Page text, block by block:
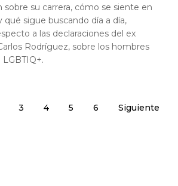
sobre su carrera, cómo se siente en
sigue buscando día a día,
a las declaraciones del ex
Rodríguez, sobre los hombres
3 4 5 6 Siguiente